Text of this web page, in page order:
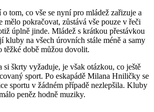
tom, co vše se nyní pro mládež zařizuje a
mělo pokračovat, zůstává vše pouze v řeči
úplně jinde. Mládež s krátkou přestávkou
kluby na všech úrovních stále méně a samy
těžké době můžou dovolit.
si škrty vyžaduje, je však otázkou, co ještě
sport. Po eskapádě Milana Hniličky se
sportu v žádném případě nezlepšila. Kluby
peněz hodně muziky.